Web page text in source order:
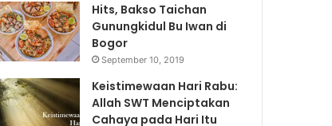
Hits, Bakso Taichan
Gunungkidul Bu Iwan di
Bogor
September 10, 2019
Keistimewaan Hari Rabu:
Allah SWT Menciptakan
Cahaya pada Hari Itu